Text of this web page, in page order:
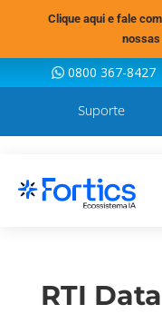
Clique aqui e fale
0800 367-8427
Suporte
RTI